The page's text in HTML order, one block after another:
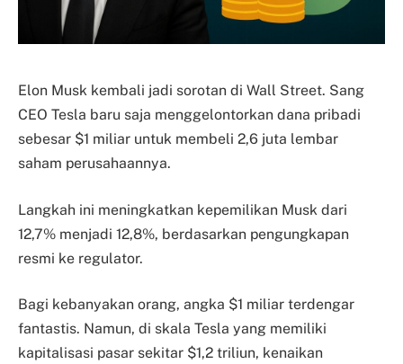
Elon Musk kembali jadi sorotan di Wall Street. Sang
CEO Tesla baru saja menggelontorkan dana pribadi
sebesar $1 miliar untuk membeli 2,6 juta lembar
saham perusahaannya.
Langkah ini meningkatkan kepemilikan Musk dari
12,7% menjadi 12,8%, berdasarkan pengungkapan
resmi ke regulator.
Bagi kebanyakan orang, angka $1 miliar terdengar
fantastis. Namun, di skala Tesla yang memiliki
kapitalisasi pasar sekitar $1,2 triliun, kenaikan